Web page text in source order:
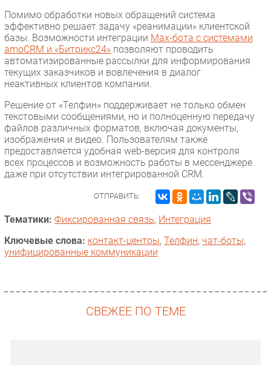
Каталог компаний
Помимо обработки новых обращений система
эффективно решает задачу «реанимации» клиентской
базы. Возможности интеграции Max-бота с системами
amoCRM и «Битрикс24» позволяют проводить
автоматизированные рассылки для информирования
текущих заказчиков и вовлечения в диалог
неактивных клиентов компании.
Решение от «Телфин» поддерживает не только обмен
текстовыми сообщениями, но и полноценную передачу
файлов различных форматов, включая документы,
изображения и видео. Пользователям также
предоставляется удобная web-версия для контроля
всех процессов и возможность работы в мессенджере
даже при отсутствии интегрированной CRM.
ОТПРАВИТЬ:
Тематики: Фиксированная связь, Интеграция
Ключевые слова: контакт-центры, Телфин, чат-боты,
унифицированные коммуникации
СВЕЖЕЕ ПО ТЕМЕ